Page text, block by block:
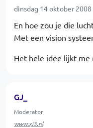
dinsdag 14 oktober 2008
En hoe zou je die
Met een vision
Het hele idee lijkt me
GJ_
Moderator
www.xj3.nl